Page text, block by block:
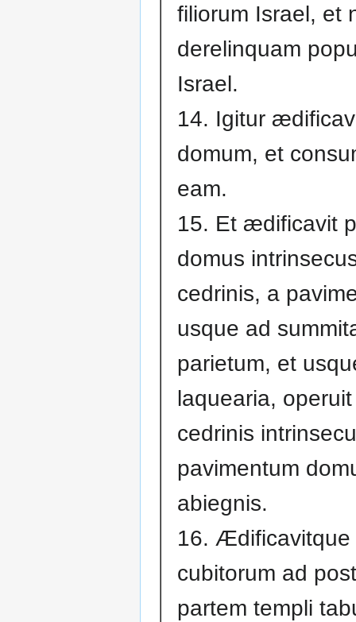
filiorum Israel, et
derelinquam
Israel.
14. Igitur
domum, et
eam.
15. Et ædificavit
domus
cedrinis, a
usque ad
parietum, et
laquearia,
cedrinis
pavimentum
abiegnis.
16. Ædificavitque
cubitorum ad
partem templi